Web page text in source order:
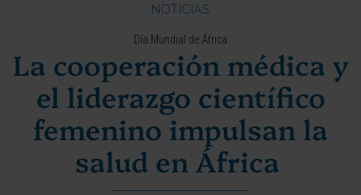
NOTICIAS
Día Mundial de África
La cooperación médica y
el liderazgo científico
femenino impulsan la
salud en África